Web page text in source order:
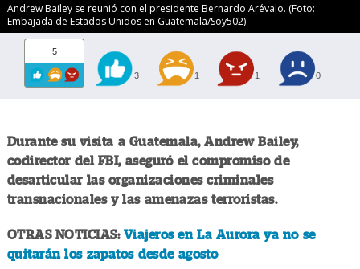
Andrew Bailey se reunió con el presidente Bernardo Arévalo. (Foto:
Embajada de Estados Unidos en Guatemala/Soy502)
5
3 1 1 0
Durante su visita a Guatemala, Andrew Bailey,
codirector del FBI, aseguró el compromiso de
desarticular las organizaciones criminales
transnacionales y las amenazas terroristas.
OTRAS NOTICIAS: Viajeros en La Aurora ya no se
quitarán los zapatos desde agosto